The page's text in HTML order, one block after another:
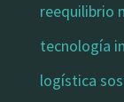
reequilibrio
tecnología
logística